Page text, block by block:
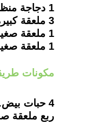
1 دجاجة منظفة ومقطعة إلى 8 قطع.
3 ملعقة كبيرة خل أبيض.
1 ملعقة صغيرة ملح.
1 ملعقة صغيرة بودرة الثوم.
مكونات
4 حبات بيض.
ربع ملعقة